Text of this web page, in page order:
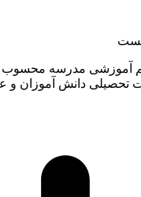
آموزشی مدرسه محسوب
دانش آموزان و